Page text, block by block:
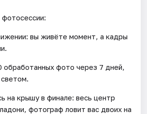
вы живёте момент, а кадры
обработанных фото через 7 дней,
на крышу в финале: весь центр
фотограф ловит вас двоих на